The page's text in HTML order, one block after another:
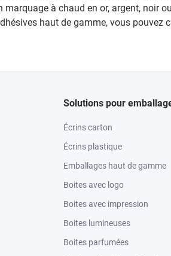
à chaud en or, argent, noir
haut de gamme, vous pouvez
Solutions pour
Écrins carton
Écrins plastique
Emballages haut de gamme
Boites avec logo
Boites avec impression
Boites lumineuses
Boites parfumées